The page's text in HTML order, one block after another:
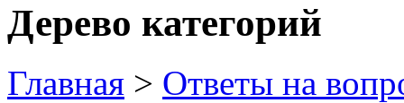
Дерево категорий
Главная > Ответы на